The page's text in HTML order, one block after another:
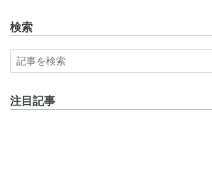
検索
注目記事